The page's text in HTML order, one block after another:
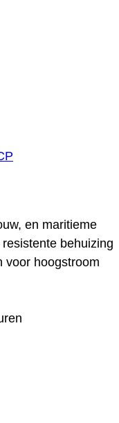
en maritieme
behuizing
voor hoogstroom